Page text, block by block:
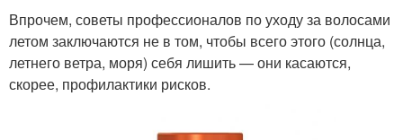
Впрочем, советы профессионалов по уходу за волосами
летом заключаются не в том, чтобы всего этого (солнца,
летнего ветра, моря) себя лишить — они касаются,
скорее, профилактики рисков.